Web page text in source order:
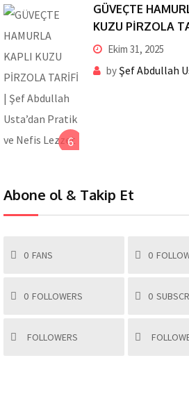
6
GÜVEÇTE
KUZU PİRZOLA
Abdullah
Ekim 31, 2025
byŞef Abdullah
Abone ol & Takip Et
0 FANS 0
0 FOLLOWERS 0
FOLLOWERS